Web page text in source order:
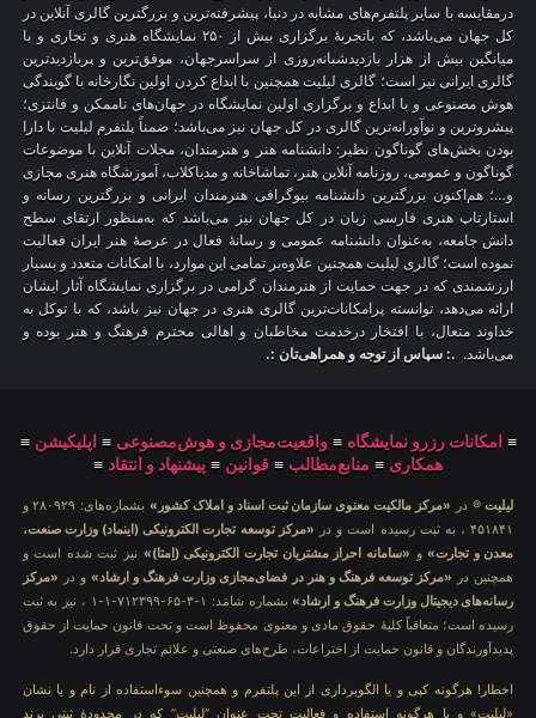
درمقایسه با سایر پلتفرم‌های مشابه در دنیا، پیشرفته‌ترین و بزرگترین گالری آنلاین در
کل جهان می‌باشد، که باتجربهٔ برگزاری بیش از ۲۵۰ نمایشگاه هنری و تجاری و با
میانگین بیش از هزار بازدیدشبانه‌روزی از سراسرجهان، موفق‌ترین و پربازدیدترین
گالری ایرانی نیز است؛ گالری لیلیت همچنین با ابداع کردن اولین نگارخانه با گویندگی
هوش مصنوعی و با ابداع و برگزاری اولین نمایشگاه در جهان‌های ناممکن و فانتزی؛
پیشروترین و نوآورانه‌ترین گالری در کل جهان نیز می‌باشد؛ ضمناً پلتفرم لیلیت با دارا
بودن بخش‌های گوناگون نظیر: دانشنامه هنر و هنرمندان، مجلات آنلاین با موضوعات
گوناگون و عمومی، روزنامه آنلاین هنر، تماشاخانه و مدیاکلاب، آموزشگاه هنری مجازی
و…؛ هم‌اکنون بزرگترین دانشنامه بیوگرافی هنرمندان ایرانی و بزرگترین رسانه و
استارتاپ هنری فارسی زبان در کل جهان نیز می‌باشد که به‌منظور ارتقای سطح
دانش جامعه، به‌عنوان دانشنامه عمومی و رسانهٔ فعال در عرصهٔ هنر ایران فعالیت
نموده است؛ گالری لیلیت همچنین علاوه‌بر تمامی این موارد، با امکانات متعدد و بسیار
ارزشمندی که در جهت حمایت از هنرمندان گرامی در برگزاری نمایشگاه آثار ایشان
ارائه می‌دهد، توانسته پرامکانات‌ترین گالری هنری در جهان نیز باشد، که با توکل به
خداوند متعال، با افتخار درخدمت مخاطبان و اهالی محترم فرهنگ و هنر بوده و
می‌باشد. .: سپاس از توجه و همراهی‌تان :.
≡ امکانات رزرو نمایشگاه ≡واقعیت‌مجازی و هوش‌مصنوعی ≡ اپلیکیشن ≡
همکاری ≡ منابع‌مطالب ≡ قوانین ≡ پیشنهاد و انتقاد ≡
لیلیت® در «مرکز مالکیت معنوی سازمان ثبت اسناد و املاک کشور»
بشماره‌های: ۲۸۰۹۲۹ و
۴۵۱۸۴۱ ، به ثبت رسیده است و در
«مرکز توسعه تجارت الکترونیکی (اینماد) وزارت صنعت،
معدن و تجارت»و «سامانه احراز مشتریان تجارت الکترونیکی (اِمتا)» نیز ثبت شده است و
همچنین در «مرکز توسعه فرهنگ و هنر در فضای‌مجازی وزارت فرهنگ و ارشاد» و در «مرکز
رسانه‌های دیجیتال وزارت فرهنگ و ارشاد»
بشماره شامَد: ۱-۳-۶۵-۷۱۲۳۹۹-۱-۱ ، نیز به ثبت
رسیده است؛ متعاقباً کلیهٔ حقوق مادی و معنوی محفوظ است و تحت قانون حمایت از حقوق
پدیدآورندگان و قانون حمایت از اختراعات، طرح‌های صنعتی و علائم تجاری قرار دارد.
اخطار! هرگونه کپی و یا الگوبرداری از این پلتفرم و همچنین سوءاستفاده از نام و یا نشان
«لیلیت» و یا هرگونه استفاده و فعالیت تحت عنوان “لیلیت” که در محدودهٔ ثبتی برند